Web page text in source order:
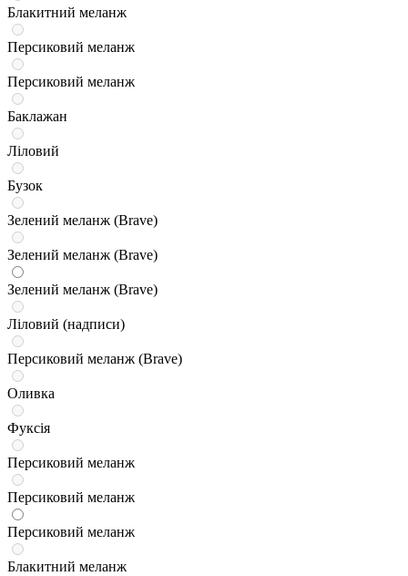
Блакитний меланж
Персиковий меланж
Персиковий меланж
Баклажан
Ліловий
Бузок
Зелений меланж (Brave)
Зелений меланж (Brave)
Зелений меланж (Brave)
Ліловий (надписи)
Персиковий меланж (Brave)
Оливка
Фуксія
Персиковий меланж
Персиковий меланж
Персиковий меланж
Блакитний меланж